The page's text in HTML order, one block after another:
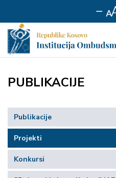
PUBLIKACIJE
Publikacije
Projekti
Konkursi